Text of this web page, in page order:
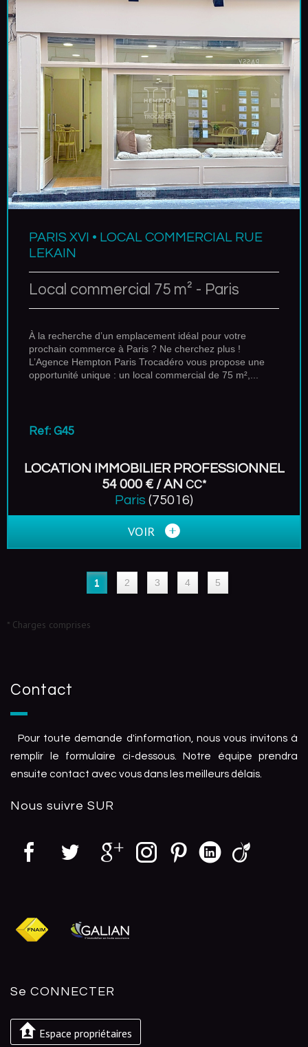
PARIS XVI • LOCAL COMMERCIAL RUE
LEKAIN
Local commercial 75 m² - Paris
À la recherche d’un emplacement idéal pour votre
prochain commerce à Paris ? Ne cherchez plus !
L’Agence Hempton Paris Trocadéro vous propose une
opportunité unique : un local commercial de 75 m²,...
Ref: G45
LOCATION IMMOBILIER PROFESSIONNEL
54 000 € / AN CC*
Paris (75016)
VOIR
1 2 3 4 5
* Charges comprises
Contact
Pour toute demande d'information, nous vous invitons à
remplir le formulaire ci-dessous. Notre équipe prendra
ensuite contact avec vous dans les meilleurs délais.
Nous suivre SUR
Se CONNECTER
Espace propriétaires